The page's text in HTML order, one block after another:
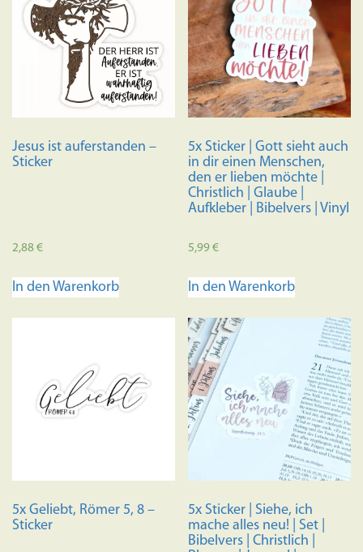
Jesus ist auferstanden –
Sticker
2,88€
In den Warenkorb
5x Sticker | Gott sieht auch
in dir einen Menschen,
den er lieben möchte |
Christlich | Glaube |
Aufkleber | Bibelvers | Vinyl
5,99€
In den Warenkorb
5x Geliebt, Römer 5, 8 –
Sticker
5x Sticker | Siehe, ich
mache alles neu! | Set |
Bibelvers | Christlich |